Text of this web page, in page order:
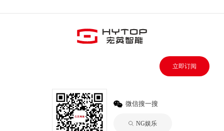
立即订阅
微信搜一搜
NG娱乐